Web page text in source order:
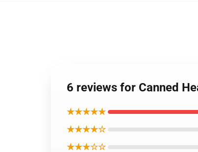
6 reviews for Canned
★★★★★
★★★★☆
★★★☆☆